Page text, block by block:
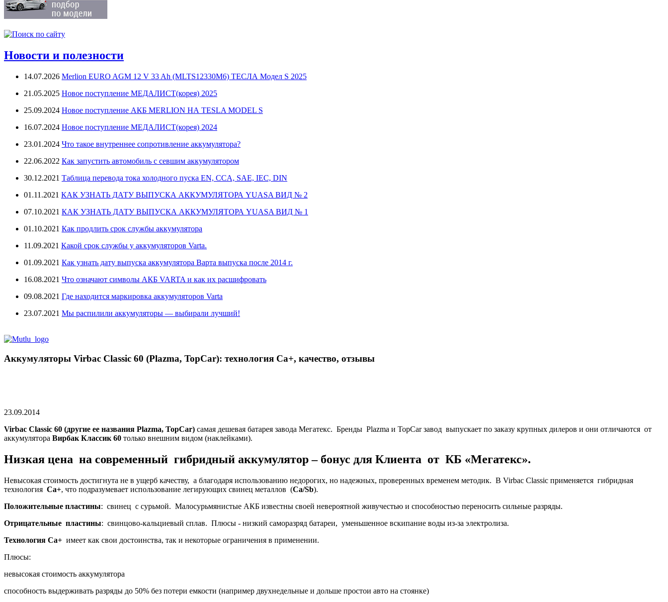
Новости и полезности
14.07.2026 Merlion EURO AGM 12 V 33 Ah (MLTS12330M6) ТЕСЛА Модел S 2025
21.05.2025 Новое поступление МЕДАЛИСТ(корея) 2025
25.09.2024 Новое поступление АКБ MERLION НА TESLA MODEL S
16.07.2024 Новое поступление МЕДАЛИСТ(корея) 2024
23.01.2024 Что такое внутреннее сопротивление аккумулятора?
22.06.2022 Как запустить автомобиль с севшим аккумулятором
30.12.2021 Таблица перевода тока холодного пуска EN, CCA, SAE, IEC, DIN
01.11.2021 КАК УЗНАТЬ ДАТУ ВЫПУСКА АККУМУЛЯТОРА YUASA ВИД № 2
07.10.2021 КАК УЗНАТЬ ДАТУ ВЫПУСКА АККУМУЛЯТОРА YUASA ВИД № 1
01.10.2021 Как продлить срок службы аккумулятора
11.09.2021 Какой срок службы у аккумуляторов Varta.
01.09.2021 Как узнать дату выпуска аккумулятора Варта выпуска после 2014 г.
16.08.2021 Что означают символы АКБ VARTA и как их расшифровать
09.08.2021 Где находится маркировка аккумуляторов Varta
23.07.2021 Мы распилили аккумуляторы — выбирали лучший!
Аккумуляторы Virbac Classic 60 (Plazma, TopCar): технология Ca+, качество, отзывы
23.09.2014
Virbac Classic 60 (другие ее названия Plazma, TopCar) самая дешевая батарея завода Мегатекс. Бренды Plazma и TopCar завод выпускает по заказу крупных дилеров и они отличаются от
аккумулятора Вирбак Классик 60 только внешним видом (наклейками).
Низкая цена на современный гибридный аккумулятор – бонус для Клиента от КБ «Мегатекс».
Невысокая стоимость достигнута не в ущерб качеству, а благодаря использованию недорогих, но надежных, проверенных временем методик. В Virbac Classic применяется гибридная
технология Ca+, что подразумевает использование легирующих свинец металлов (Ca/Sb).
Положительные пластины: свинец с сурьмой. Малосурьмянистые АКБ известны своей невероятной живучестью и способностью переносить сильные разряды.
Отрицательные пластины: свинцово-кальциевый сплав. Плюсы - низкий саморазряд батареи, уменьшенное вскипание воды из-за электролиза.
Технология Са+ имеет как свои достоинства, так и некоторые ограничения в применении.
Плюсы:
невысокая стоимость аккумулятора
способность выдерживать разряды до 50% без потери емкости (например двухнедельные и дольше простои авто на стоянке)